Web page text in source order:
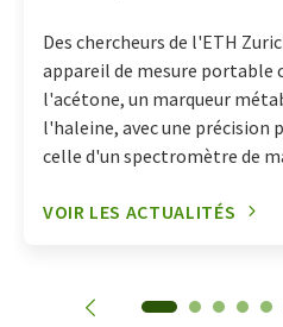
Des chercheurs de l'ETH
appareil de mesure portable
l'acétone, un marqueur
l'haleine, avec une précision
celle d'un spectromètre de
VOIR LES ACTUALITÉS